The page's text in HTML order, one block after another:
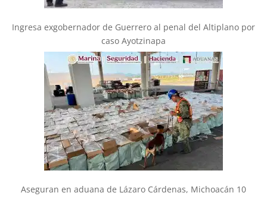
Ingresa exgobernador de Guerrero al penal del Altiplano por
caso Ayotzinapa
Aseguran en aduana de Lázaro Cárdenas, Michoacán 10